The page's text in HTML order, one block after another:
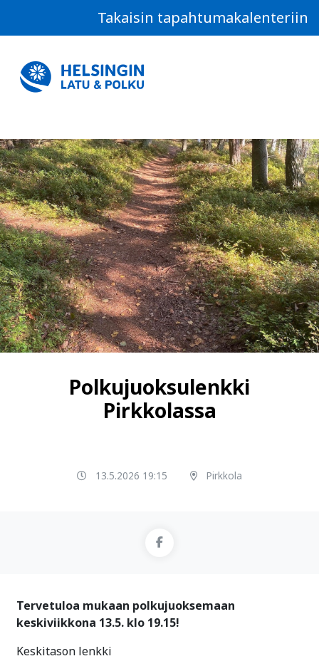
Takaisin tapahtumakalenteriin
Polkujuoksulenkki
Pirkkolassa
13.5.2026 19:15 Pirkkola
Tervetuloa mukaan polkujuoksemaan
keskiviikkona 13.5. klo 19.15!
Keskitason lenkki